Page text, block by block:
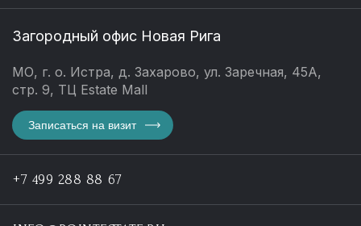
Загородный офис Новая Рига
МО, г. о. Истра, д. Захарово, ул. Заречная, 45А,
стр. 9, ТЦ Estate Mall
Записаться на визит
+7 499 288 88 67